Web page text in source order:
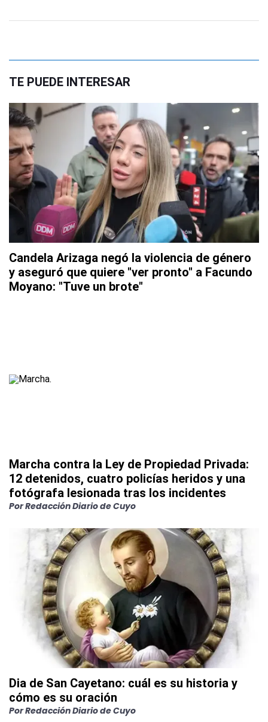
TE PUEDE INTERESAR
Candela Arizaga negó la violencia de género
y aseguró que quiere "ver pronto" a Facundo
Moyano: "Tuve un brote"
Marcha contra la Ley de Propiedad Privada:
12 detenidos, cuatro policías heridos y una
fotógrafa lesionada tras los incidentes
PorRedacción Diario de Cuyo
Dia de San Cayetano: cuál es su historia y
cómo es su oración
PorRedacción Diario de Cuyo